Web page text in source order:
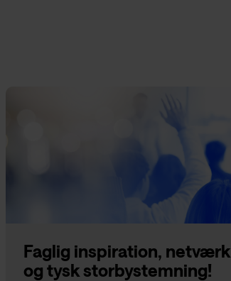
Faglig inspiration, netværk
og tysk storbystemning!